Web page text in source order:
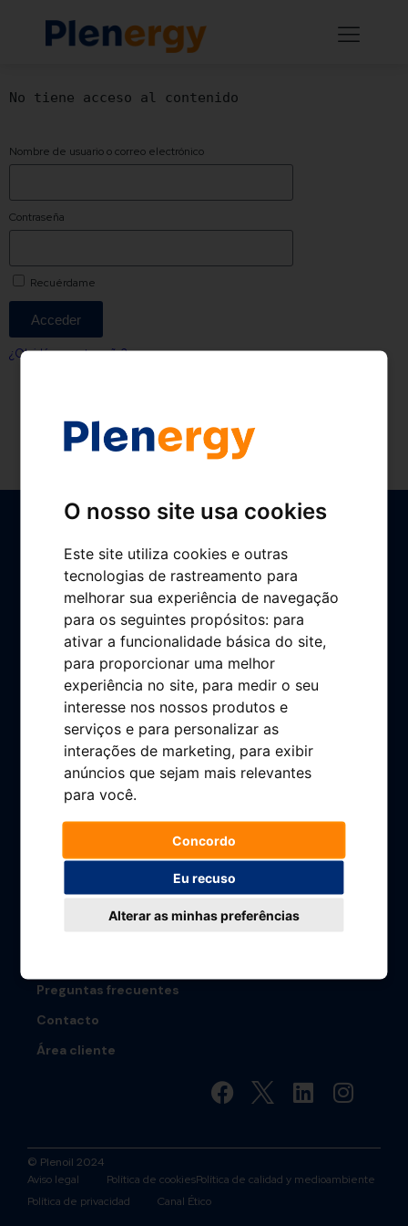
O nosso site usa cookies
Este site utiliza cookies e outras
tecnologias de rastreamento para
melhorar sua experiência de navegação
para os seguintes propósitos: para
ativar a funcionalidade básica do site,
para proporcionar uma melhor
experiência no site, para medir o seu
interesse nos nossos produtos e
serviços e para personalizar as
interações de marketing, para exibir
anúncios que sejam mais relevantes
para você.
Concordo
Eu recuso
Alterar as minhas preferências
No tiene acceso al contenido
Nombre de usuario o correo electrónico
Contraseña
Recuérdame
Acceder
¿Olvidó su contraseña?
Home
Buscador de gasolineras
App Plenergy
Gestionamos tu gasolinera
Conócenos
Plenergy en cifras
Cultura Plenergy
Calidad Plenergy
Preguntas frecuentes
Contacto
Área cliente
Кубок
© Plenoil 2024
Aviso legal
Política de cookiesPolítica de calidad y medioambiente
Política de privacidad
Canal Ético